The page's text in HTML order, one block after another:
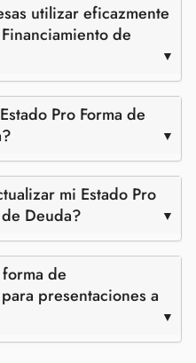
utilizar eficazmente
de
Pro Forma de
mi Estado Pro
Deuda?
de
presentaciones a